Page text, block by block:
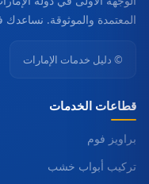
المعتمدة والموثوقة.
© دليل خدمات الإمارات
قطاعات الخدمات
براويز فوم
تركيب أبواب خشب